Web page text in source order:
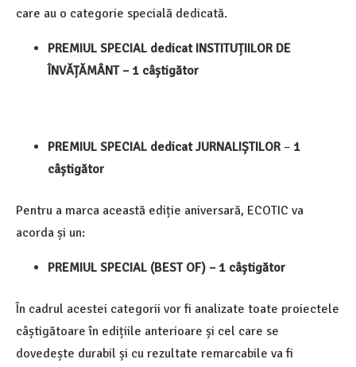
care au o categorie specială dedicată.
PREMIUL SPECIAL dedicat INSTITUȚIILOR DE
ÎNVĂȚĂMÂNT – 1 câștigător
PREMIUL SPECIAL dedicat JURNALIȘTILOR – 1
câștigător
Pentru a marca această ediție aniversară, ECOTIC va
acorda și un:
PREMIUL SPECIAL (BEST OF) – 1 câștigător
În cadrul acestei categorii vor fi analizate toate proiectele
câștigătoare în edițiile anterioare și cel care se
dovedește durabil și cu rezultate remarcabile va fi